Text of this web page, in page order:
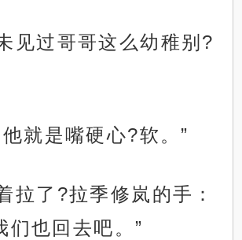
见过哥哥这么幼稚别?
就是嘴硬心?软。”
拉了?拉季修岚的手：
们也回去吧。”